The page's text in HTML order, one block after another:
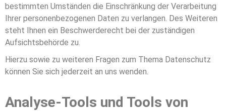
bestimmten Umständen die Einschränkung der Verarbeitung
Ihrer personenbezogenen Daten zu verlangen. Des Weiteren
steht Ihnen ein Beschwerderecht bei der zuständigen
Aufsichtsbehörde zu.
Hierzu sowie zu weiteren Fragen zum Thema Datenschutz
können Sie sich jederzeit an uns wenden.
Analyse-Tools und Tools von